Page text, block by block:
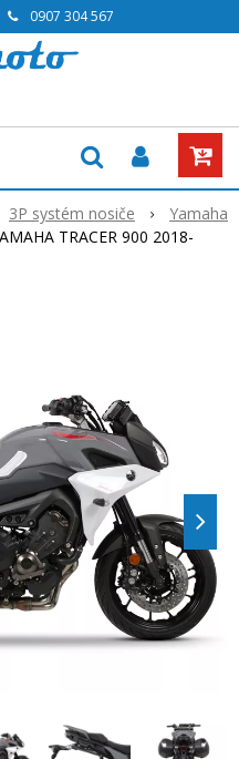
0907 304 567
3P systém nosiče
Yamaha
TRACER 900 2018-